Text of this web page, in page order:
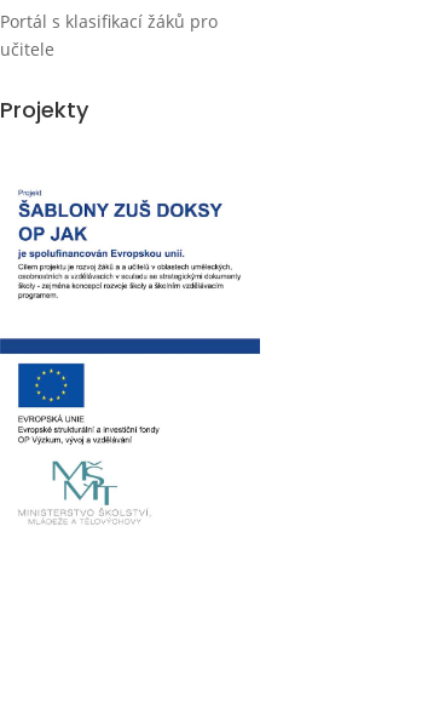
Portál s klasifikací žáků pro
učitele
Projekty